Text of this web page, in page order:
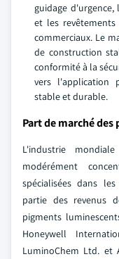
guidage
et les
commerciaux. Le
de construction
conformité à la
vers l'application
stable et durable.
Part de marché
L'industrie
modérément
spécialisées dans
partie des revenus
pigments
Honeywell
LuminoChem Ltd. et